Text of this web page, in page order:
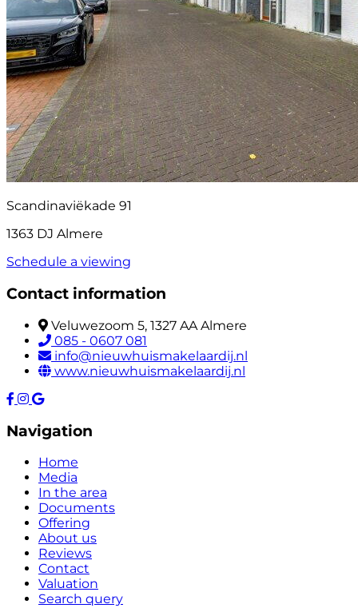
Scandinaviëkade 91
1363 DJ Almere
Schedule a viewing
Contact information
Veluwezoom 5, 1327 AA Almere
085 - 0607 081
info@nieuwhuismakelaardij.nl
www.nieuwhuismakelaardij.nl
Navigation
Home
Media
In the area
Documents
Offering
About us
Reviews
Contact
Valuation
Search query